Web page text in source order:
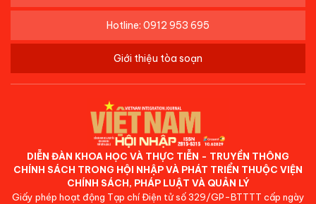
Hotline: 0912 953 695
Giới thiệu tòa soạn
DIỄN ĐÀN KHOA HỌC VÀ THỰC TIỄN - TRUYỀN THÔNG
CHÍNH SÁCH TRONG HỘI NHẬP VÀ PHÁT TRIỂN THUỘC VIỆN
CHÍNH SÁCH, PHÁP LUẬT VÀ QUẢN LÝ
Giấy phép hoạt động Tạp chí Điện tử số 329/GP-BTTTT cấp ngày